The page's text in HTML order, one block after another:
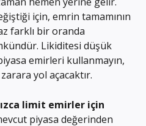
için, emrin tamamının
farklı bir oranda
Likiditesi düşük
emirleri kullanmayın,
yol açacaktır.
limit emirler için
piyasa değerinden